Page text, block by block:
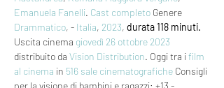
Emanuela Fanelli. Cast completo Genere
Drammatico, - Italia, 2023, durata 118 minuti.
Uscita cinema giovedì 26 ottobre 2023
distribuito da Vision Distribution. Oggi tra i film
al cinema in 516 sale cinematografiche Consigli
per la visione di bambini e ragazzi: +13 -